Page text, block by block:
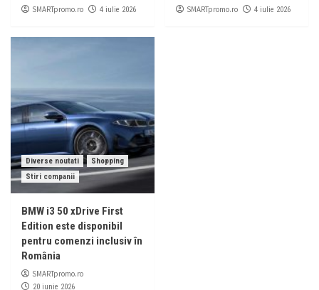
SMARTpromo.ro 4 iulie 2026 SMARTpromo.ro 4 iulie 2026
Diverse noutati
Shopping
Stiri companii
BMW i3 50 xDrive First
Edition este disponibil
pentru comenzi inclusiv în
România
SMARTpromo.ro
20 iunie 2026